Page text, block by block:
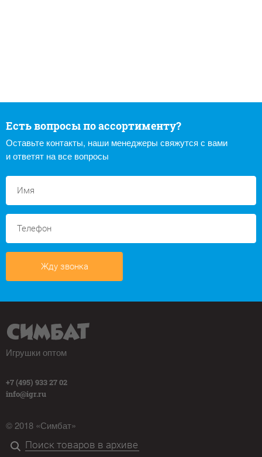
Есть вопросы по ассортименту?
Оставьте контакты, наши менеджеры свяжутся с вами
и ответят на все вопросы
Жду звонка
Игрушки оптом
+7 (495) 933 27 02
info@igr.ru
© 2018 «Симбат»